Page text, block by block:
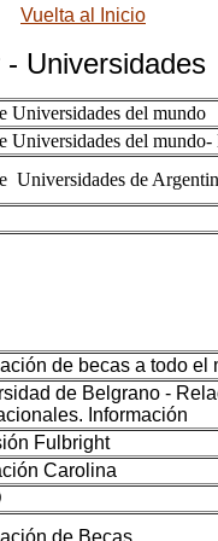
Vuelta al Inicio
Universidades
Universidades del mundo
Universidades del
Universidades de
de becas a todo el
de Belgrano -
Información
Fulbright
Carolina
de Becas